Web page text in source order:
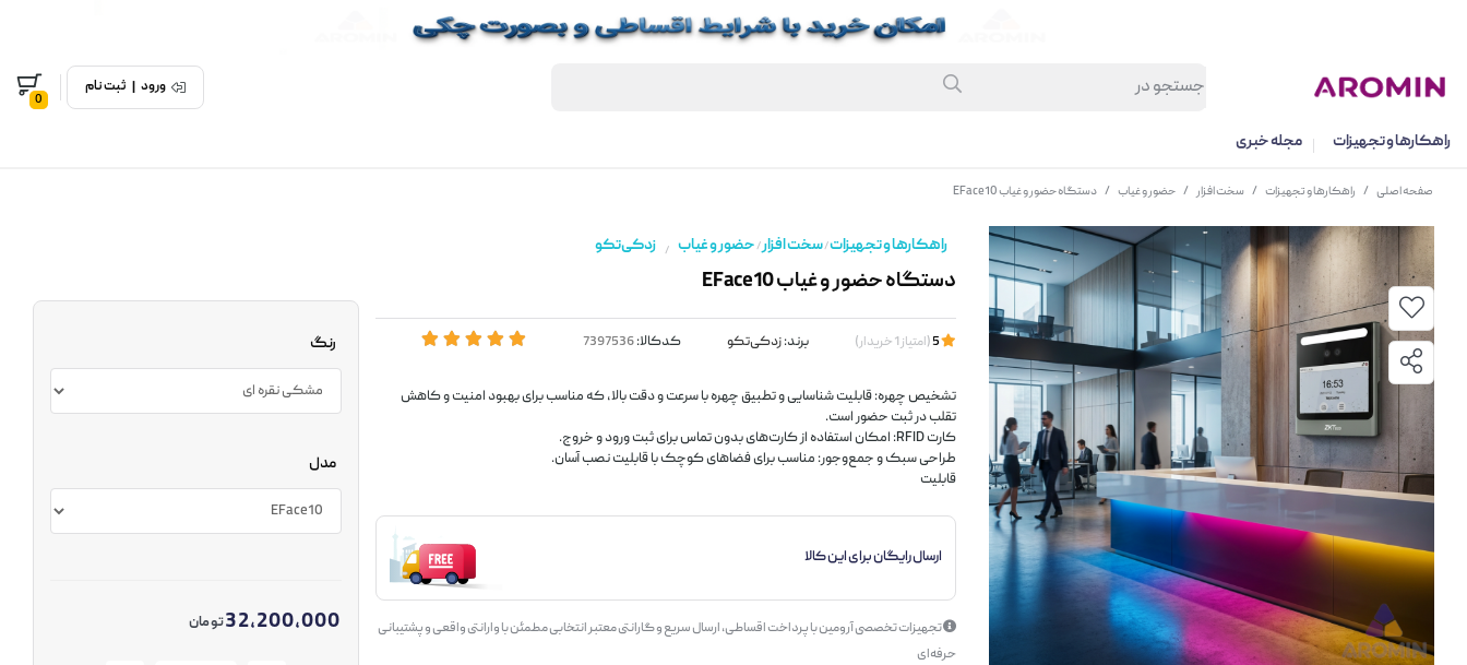
ورود | ثبت نام
0
راهکارها و تجهیزات مجله خبری
صفحه اصلی / راهکارها و تجهیزات / سخت افزار / حضور و غیاب / دستگاه حضور و غیاب EFace10
راهکارها و تجهیزات/سخت افزار/حضور و غیاب / زد‌کی‌تکو
دستگاه حضور و غیاب EFace10
(امتیاز1خریدار) برند:زد‌کی‌تکو کدکالا:
تشخیص چهره: قابلیت شناسایی و تطبیق چهره با سرعت و دقت بالا، که مناسب برای بهبود امنیت و کاهش
تقلب در ثبت حضور است.
کارت RFID: امکان استفاده از کارت‌های بدون تماس برای ثبت ورود و خروج.
طراحی سبک و جمع‌وجور: مناسب برای فضاهای کوچک با قابلیت نصب آسان.
قابلیت
ارسال رایگان برای این کالا
تجهیزات تخصصی آرومین با پرداخت اقساطی، ارسال سریع و گارانتی معتبر انتخابی مطمئن با وارانتی واقعی و پشتیبانی
حرفه‌ای
رنگ
مدل
32,200,000تومان